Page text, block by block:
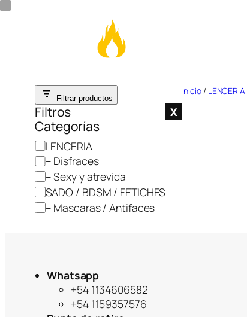
Saltar
contenido
Filtrar productos
Filtros X
Categorías
C
a
t
e
g
o
LENCERIA
– Disfraces
– Sexy y atrevida
SADO / BDSM / FETICHES
– Mascaras / Antifaces
Inicio / LENCERIA
Whatsapp
+54 1134606582
+54 1159357576